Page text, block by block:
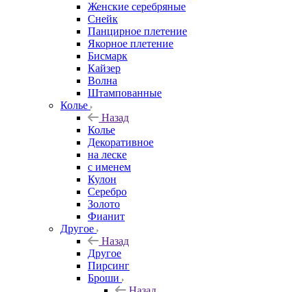
Женские серебряные
Снейк
Панцирное плетение
Якорное плетение
Бисмарк
Кайзер
Волна
Штампованные
Колье
Назад
Колье
Декоративное
на леске
с именем
Кулон
Серебро
Золото
Фианит
Другое
Назад
Другое
Пирсинг
Броши